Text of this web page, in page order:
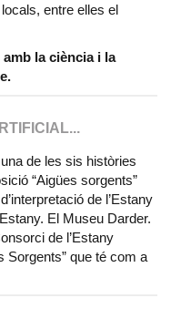
entre elles el
la ciència i la
de les sis històries
“Aigües sorgents”
de l’Estany
El Museu Darder.
de l’Estany
Sorgents” que té com a